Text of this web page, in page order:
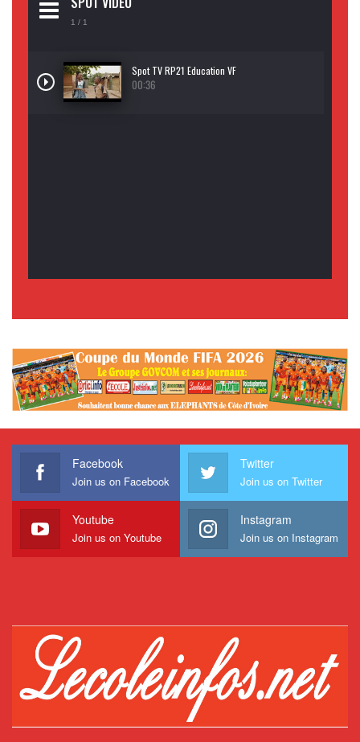
1 / 1
Spot TV RP21 Education VF
00:36
Facebook
Join us on Facebook
Twitter
Join us on Twitter
Youtube
Join us on Youtube
Instagram
Join us on Instagram